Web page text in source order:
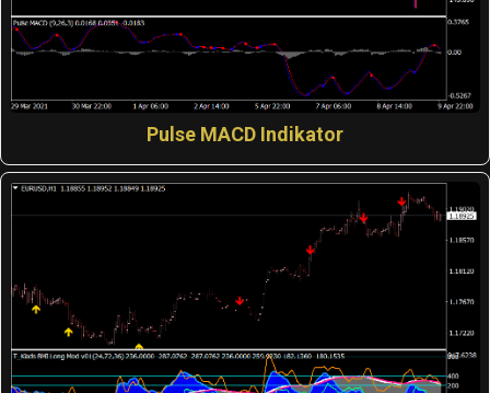
Pulse MACD Indikator